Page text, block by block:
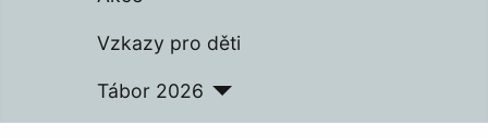
Vzkazy pro děti
Tábor 2026